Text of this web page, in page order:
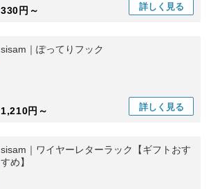
330円～ 詳しく 見る
sisam｜ぽってりフック
1,210円～ 詳しく 見る
sisam｜ワイヤーレターラック【ギフトおす
すめ】